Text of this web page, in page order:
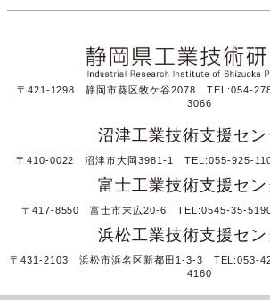
〒421-1298 静岡市葵区牧ケ谷2078 TEL:054-
3066
沼津工業技術支援セン
〒410-0022 沼津市大岡3981-1 TEL:055-925-
富士工業技術支援セン
〒417-8550 富士市末広20-6 TEL:0545-35-
浜松工業技術支援セン
〒431-2103 浜松市浜名区新都田1-3-3 TEL:053-
4160